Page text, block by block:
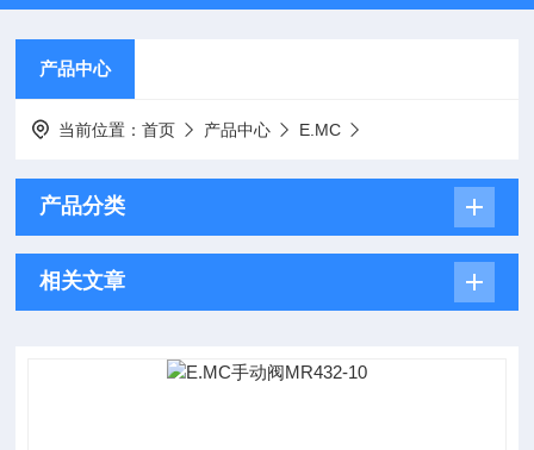
产品中心
当前位置：首页 产品中心 E.MC
产品分类
相关文章